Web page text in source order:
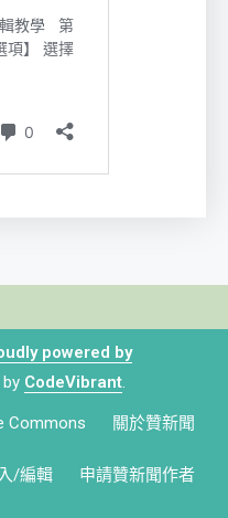
powered by
CodeVibrant.
Commons 關於贊新聞
/編輯 申請贊新聞作者